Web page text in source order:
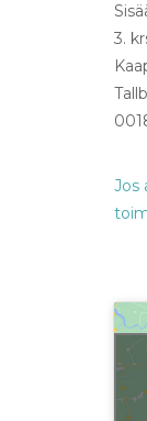
3.
Jos